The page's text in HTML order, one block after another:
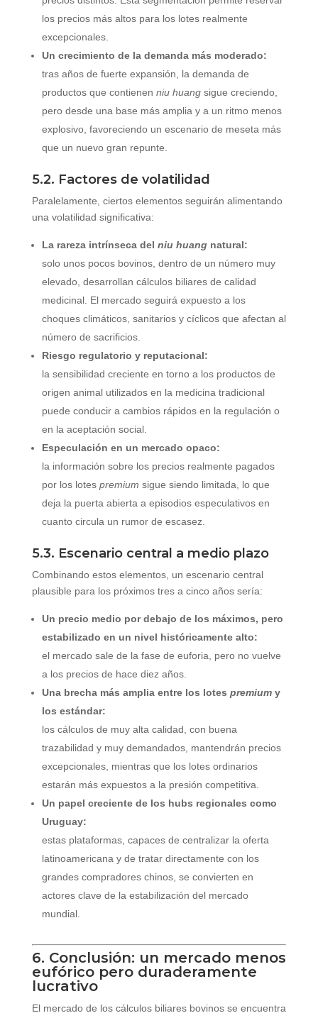
los precios más altos para los lotes realmente
excepcionales.
Un crecimiento de la demanda más moderado:
tras años de fuerte expansión, la demanda de
productos que contienen niu huangsigue creciendo,
pero desde una base más amplia y a un ritmo menos
explosivo, favoreciendo un escenario de meseta más
que un nuevo gran repunte.
5.2. Factores de volatilidad
Paralelamente, ciertos elementos seguirán alimentando
una volatilidad significativa:
La rareza intrínseca del niu huangnatural:
solo unos pocos bovinos, dentro de un número muy
elevado, desarrollan cálculos biliares de calidad
medicinal. El mercado seguirá expuesto a los
choques climáticos, sanitarios y cíclicos que afectan al
número de sacrificios.
Riesgo regulatorio y reputacional:
la sensibilidad creciente en torno a los productos de
origen animal utilizados en la medicina tradicional
puede conducir a cambios rápidos en la regulación o
en la aceptación social.
Especulación en un mercado opaco:
la información sobre los precios realmente pagados
por los lotes premium sigue siendo limitada, lo que
deja la puerta abierta a episodios especulativos en
cuanto circula un rumor de escasez.
5.3. Escenario central a medio plazo
Combinando estos elementos, un escenario central
plausible para los próximos tres a cinco años sería:
Un precio medio por debajo de los máximos, pero
estabilizado en un nivel históricamente alto:
el mercado sale de la fase de euforia, pero no vuelve
a los precios de hace diez años.
Una brecha más amplia entre los lotes premiumy
los estándar:
los cálculos de muy alta calidad, con buena
trazabilidad y muy demandados, mantendrán precios
excepcionales, mientras que los lotes ordinarios
estarán más expuestos a la presión competitiva.
Un papel creciente de los hubs regionales como
Uruguay:
estas plataformas, capaces de centralizar la oferta
latinoamericana y de tratar directamente con los
grandes compradores chinos, se convierten en
actores clave de la estabilización del mercado
mundial.
6. Conclusión: un mercado menos
eufórico pero duraderamente
lucrativo
El mercado de los cálculos biliares bovinos se encuentra